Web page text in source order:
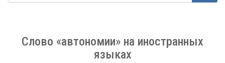
Слово «автономии» на иностранных
языках